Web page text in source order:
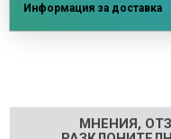
Информация за доставка
МНЕНИЯ,